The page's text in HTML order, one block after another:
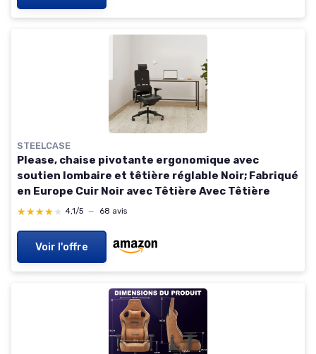
STEELCASE
Please, chaise pivotante ergonomique avec
soutien lombaire et têtière réglable Noir; Fabriqué
en Europe Cuir Noir avec Têtière Avec Têtière
★★★★★
★★★★★ 4,1/5 — 68 avis
Voir l'offre